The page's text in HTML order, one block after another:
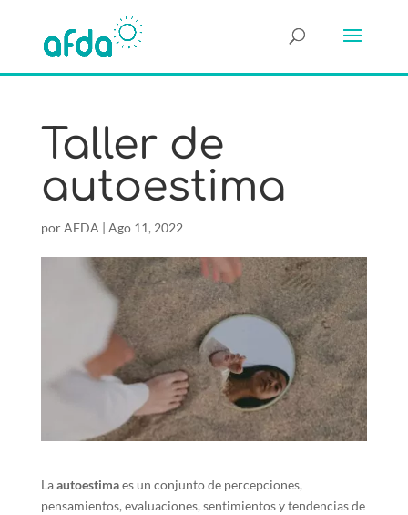
Taller de
autoestima
porAFDA | Ago 11, 2022
Laautoestimaes un conjunto de percepciones,
pensamientos, evaluaciones, sentimientos y tendencias de